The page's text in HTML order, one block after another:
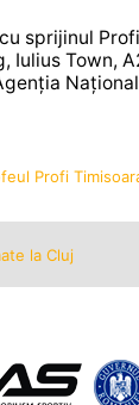
sprijinul
Iulius Town,
Profi
la Cluj